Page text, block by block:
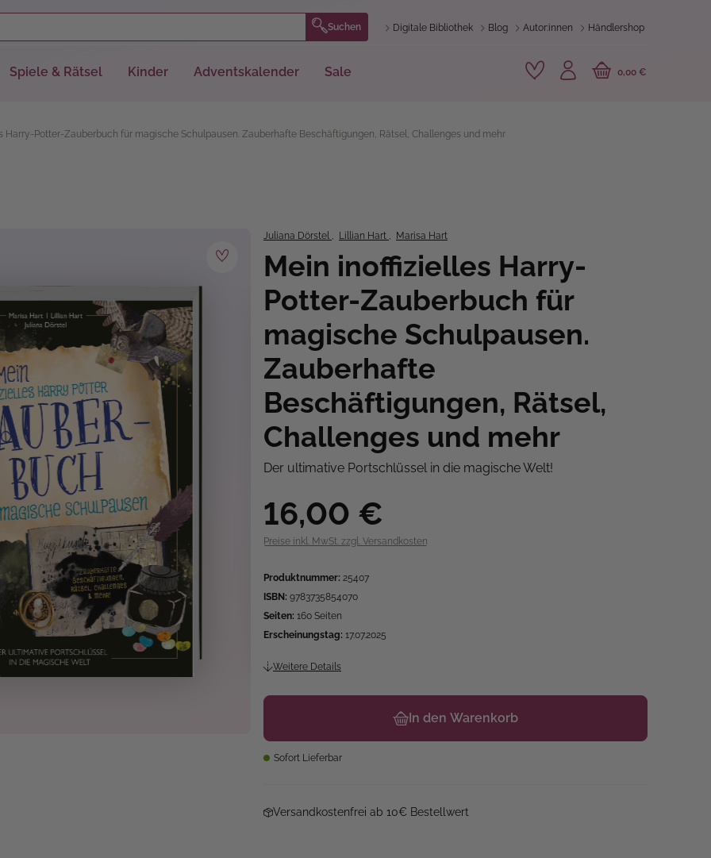
Suchen Digitale Bibliothek Blog Autor:innen Händlershop
Spiele & Rätsel Kinder Adventskalender Sale 0,00 €
Harry-Potter-Zauberbuch für magische Schulpausen. Zauberhafte Beschäftigungen, Rätsel, Challenges und mehr
Juliana Dörstel , Lillian Hart , Marisa Hart
Mein inoffizielles Harry-
Potter-Zauberbuch für
magische Schulpausen.
Zauberhafte
Beschäftigungen, Rätsel,
Challenges und mehr
Der ultimative Portschlüssel in die magische Welt!
16,00 €
Preise inkl. MwSt. zzgl. Versandkosten
Produktnummer: 25407
ISBN: 9783735854070
Seiten: 160 Seiten
Erscheinungstag: 17.07.2025
Weitere Details
In den Warenkorb
Sofort Lieferbar
Versandkostenfrei ab 10€ Bestellwert